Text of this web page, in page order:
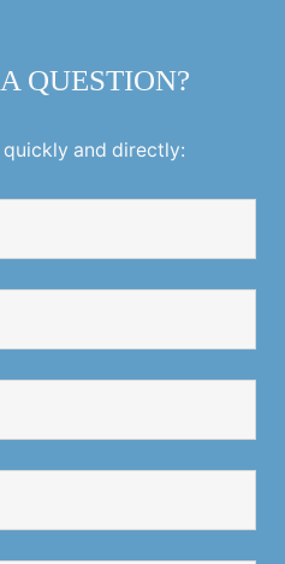
QUESTION?
quickly and directly: